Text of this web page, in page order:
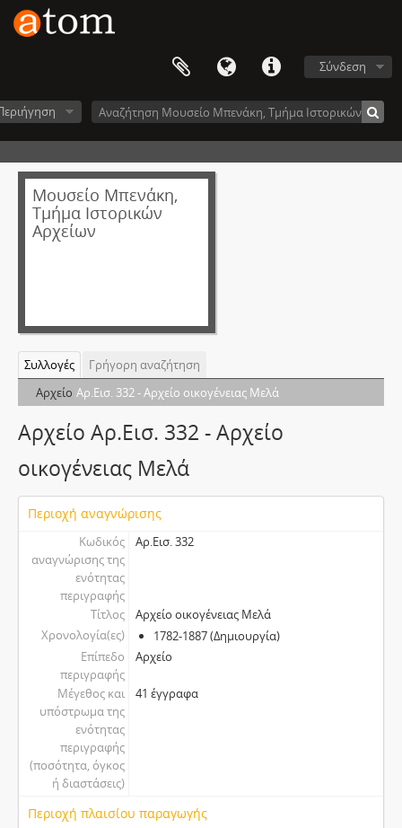
Σύνδεση
Μουσείο Μπενάκη,
Τμήμα Ιστορικών
Αρχείων
Συλλογές
Γρήγορη αναζήτηση
Αρχείο Αρ.Εισ. 332 - Αρχείο οικογένειας Μελά
Αρχείο Αρ.Εισ. 332 - Αρχείο
οικογένειας Μελά
Περιοχή αναγνώρισης
Κωδικός
αναγνώρισης της
ενότητας
περιγραφής
Αρ.Εισ. 332
Τίτλος
Αρχείο οικογένειας Μελά
Χρονολογία(ες)
1782-1887 (Δημιουργία)
Επίπεδο
περιγραφής
Αρχείο
Μέγεθος και
υπόστρωμα της
ενότητας
περιγραφής
(ποσότητα, όγκος
ή διαστάσεις)
41 έγγραφα
Περιοχή πλαισίου παραγωγής